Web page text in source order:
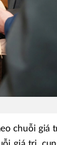
chuỗi giá